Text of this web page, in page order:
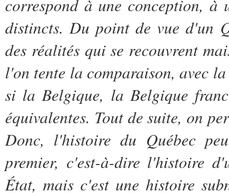
correspond à une conception,
distincts. Du point de vue d'un
des réalités qui se recouvrent
l'on tente la comparaison, avec
si la Belgique, la Belgique
équivalentes. Tout de suite, on
Donc, l'histoire du Québec
premier, c'est-à-dire l'histoire
État, mais c'est une histoire